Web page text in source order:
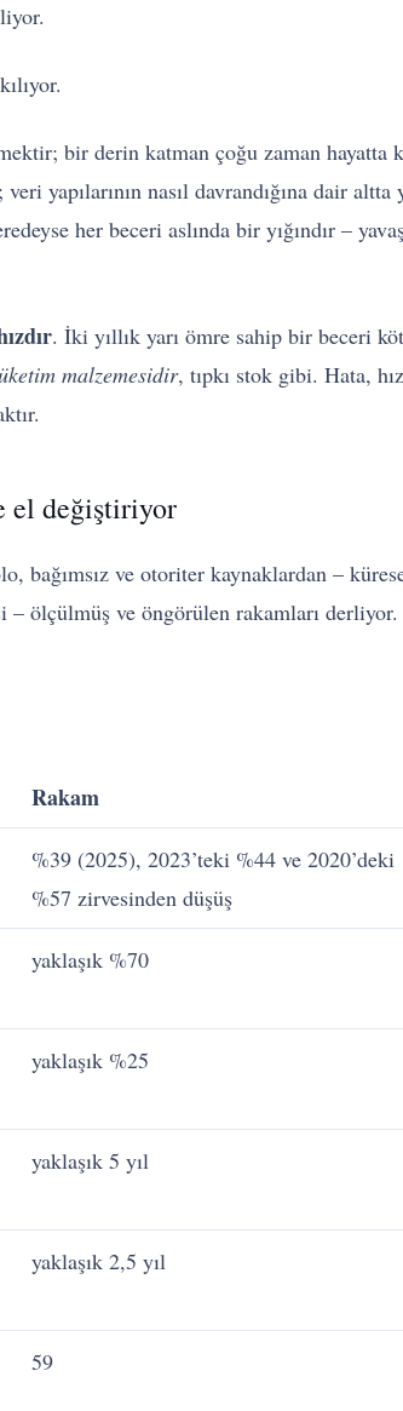
bir derin katman çoğu zaman hayatta
yapılarının nasıl davrandığına dair
her beceri aslında bir yığındır –
. İki yıllık yarı ömre sahip bir beceri
malzemesidir, tıpkı stok gibi. Hata,
el değiştiriyor
bağımsız ve otoriter kaynaklardan –
ölçülmüş ve öngörülen rakamları
Rakam
%39 (2025), 2023’teki %44 ve 2020’deki
%57 zirvesinden düşüş
yaklaşık %70
yaklaşık %25
yaklaşık 5 yıl
yaklaşık 2,5 yıl
59